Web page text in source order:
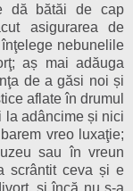
dă bătăi de cap
asigurarea de
nebunelile
aș mai adăuga
de a găsi noi și
aflate în drumul
la adâncime și nici
vreo luxaţie;
sau în vreun
scrântit ceva și e
și încă nu s-a